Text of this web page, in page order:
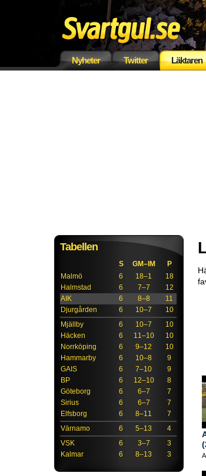
Nyheter Twitter Läktaren
Tabellen
S GM–IM
P
Malmö
6 18–1
18
Halmstad
6 7–7
12
AIK
6 8–8
11
Djurgården
6 10–7
10
Mjällby
6 10–7
10
Häcken
6 11–10
10
Norrköping
6 9–12
10
Hammarby
6 10–8
9
GAIS
6 7–10
9
BP
6 12–10
8
Göteborg
6 6–7
7
Sirius
6 6–7
7
Elfsborg
6 8–11
7
Värnamo
6 5–13
4
VSK
6 3–7
3
Kalmar
6 8–13 3